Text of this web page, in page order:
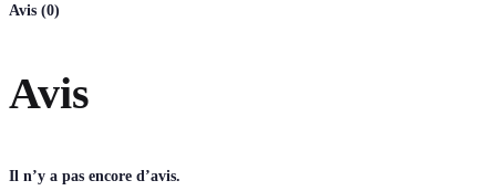
Avis (0)
Avis
Il n’y a pas encore d’avis.